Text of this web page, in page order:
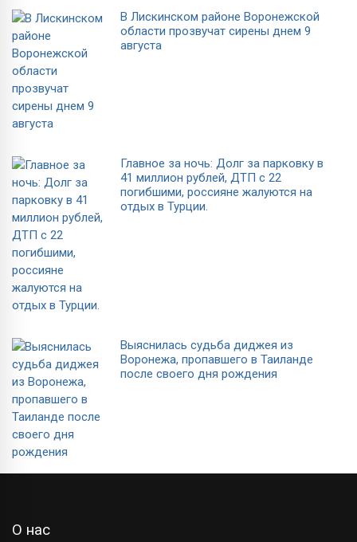
В Лискинском районе Воронежской
области прозвучат сирены днем 9
августа
Главное за ночь: Долг за парковку в
41 миллион рублей, ДТП с 22
погибшими, россияне жалуются на
отдых в Турции.
Выяснилась судьба диджея из
Воронежа, пропавшего в Таиланде
после своего дня рождения
О нас